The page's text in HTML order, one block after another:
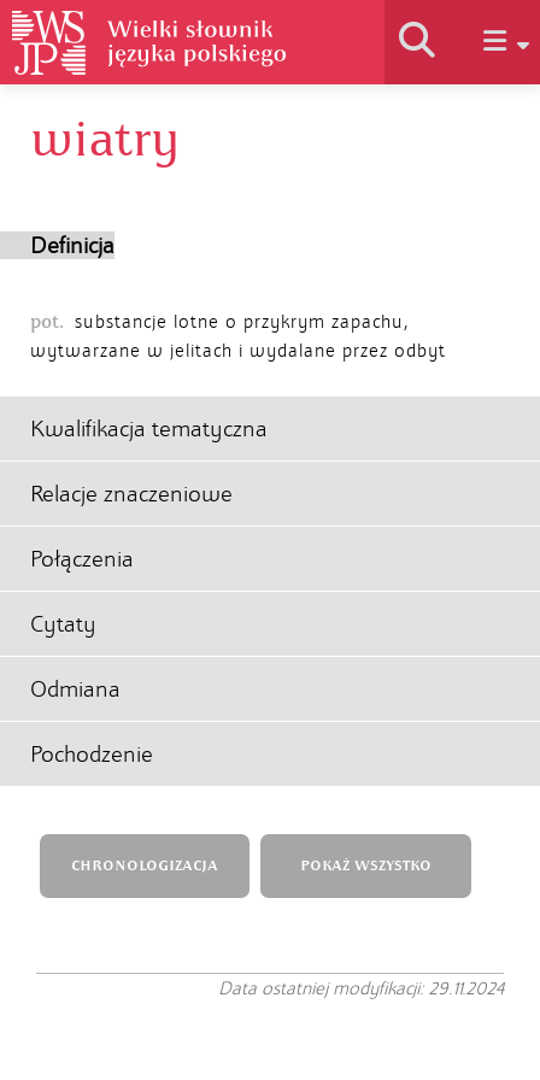
wiatry
Definicja
pot. substancje lotne o przykrym zapachu,
wytwarzane w jelitach i wydalane przez odbyt
Kwalifikacja tematyczna
Relacje znaczeniowe
Połączenia
Cytaty
Odmiana
Pochodzenie
CHRONOLOGIZACJA POKAŻ WSZYSTKO
Data ostatniej modyfikacji: 29.11.2024